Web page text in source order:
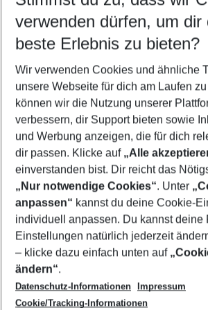
Quicklinks
Pauschalreisen Taormina
Familienurlaub Taormina
Flug & Hotel Taormina
Last Minute Taormina
Urlaub Taormina
Footer
Footer navigation
Über uns
AGB
Bestpreisgarantie
Cookie-Einstellungen ändern
Agenturbetreuung
Barrierefreies Reisen
Folge uns
verwenden dürfen, um dir
beste Erlebnis zu bieten?
Wir verwenden Cookies und ähnliche
unsere Webseite für dich am Laufen
können wir die Nutzung unserer
verbessern, dir Support bieten sowie
und Werbung anzeigen, die für dich
dir passen. Klicke auf „Alle
einverstanden bist. Dir reicht das
„Nur notwendige Cookies“. Unter
anpassen“ kannst du deine Cookie-
individuell anpassen. Du kannst deine
Einstellungen natürlich jederzeit
– klicke dazu einfach unten auf
ändern“.
Datenschutz-Informationen
Impressum
Cookie/Tracking-Informationen